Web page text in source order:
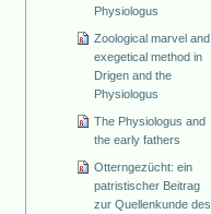
Physiologus
Zoological marvel and
exegetical method in
Drigen and the
Physiologus
The Physiologus and
the early fathers
Otterngezücht: ein
patristischer Beitrag
zur Quellenkunde des